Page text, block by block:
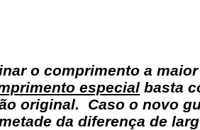
o comprimento a
especial basta
original. Caso o novo
da diferença de